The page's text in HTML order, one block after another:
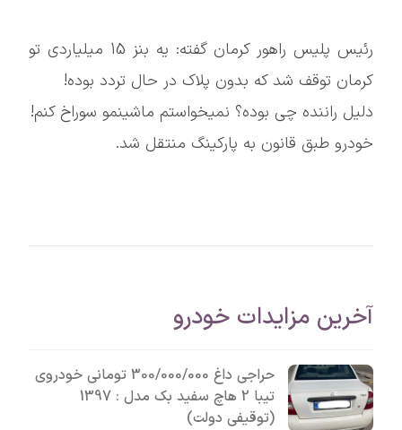
رئیس پلیس راهور کرمان گفته: یه بنز 15 میلیاردی تو
کرمان توقف شد که بدون پلاک در حال تردد بوده!
دلیل راننده چی بوده؟ نمیخواستم ماشینمو سوراخ کنم!
خودرو طبق قانون به پارکینگ منتقل شد.
آخرین مزایدات خودرو
حراجی داغ 300/000/000 تومانی خودروی
تیبا 2 هاچ سفید بک مدل : 1397
(توقیفی دولت)